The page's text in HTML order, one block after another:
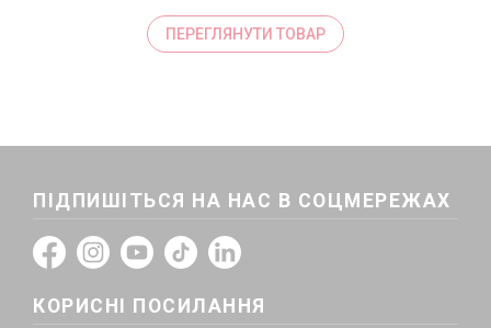
ПЕРЕГЛЯНУТИ ТОВАР
ПІДПИШІТЬСЯ НА НАС В СОЦМЕРЕЖАХ
КОРИСНІ ПОСИЛАННЯ